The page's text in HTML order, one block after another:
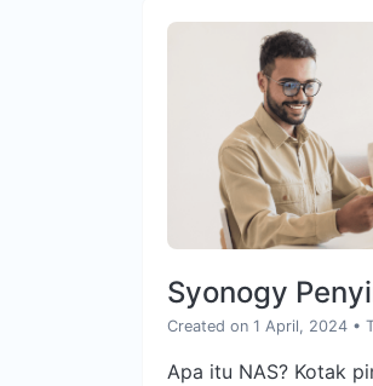
Syonogy
Created on 1 April, 2024 •
Apa itu NAS? Kotak